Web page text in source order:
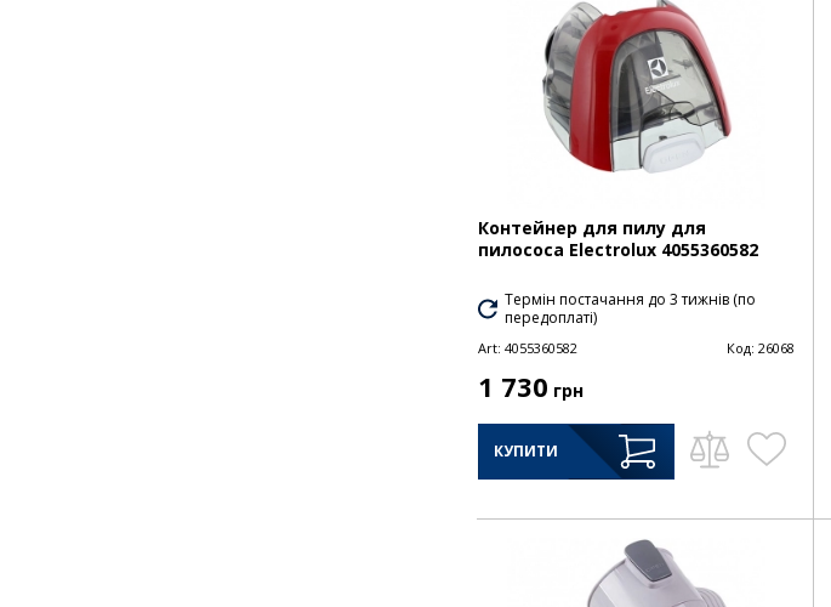
Контейнер для пилу для
пилососа Electrolux 4055360582
Термін постачання до 3 тижнів (по
передоплаті)
Art: 4055360582 Код: 26068
1 730 грн
КУПИТИ